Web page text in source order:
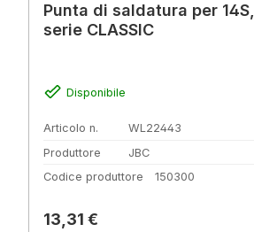
Punta di saldatura per 14S,
serie CLASSIC
Disponibile
Articolo n.
WL22443
Produttore
JBC
Codice produttore
150300
Prezzo normale:
13,31 €